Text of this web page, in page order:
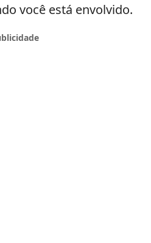
você está envolvido.